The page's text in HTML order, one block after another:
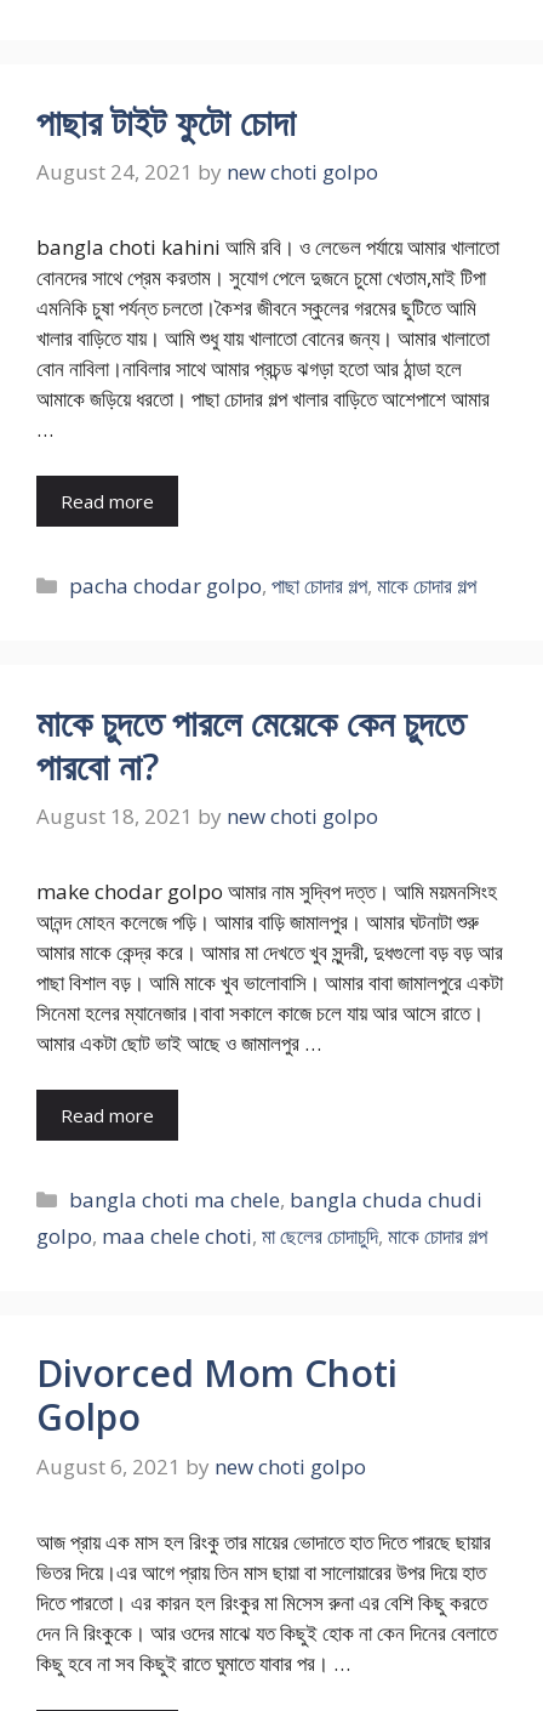
পাছার টাইট ফুটো চোদা
August 24, 2021 by new choti golpo
bangla choti kahini আমি রবি। ও লেভেল পর্যায়ে আমার খালাতো
বোনদের সাথে প্রেম করতাম। সুযোগ পেলে দুজনে চুমো খেতাম,মাই টিপা
এমনিকি চুষা পর্যন্ত চলতো।কৈশর জীবনে স্কুলের গরমের ছুটিতে আমি
খালার বাড়িতে যায়। আমি শুধু যায় খালাতো বোনের জন্য। আমার খালাতো
বোন নাবিলা।নাবিলার সাথে আমার প্রচন্ড ঝগড়া হতো আর ঠান্ডা হলে
আমাকে জড়িয়ে ধরতো। পাছা চোদার গল্প খালার বাড়িতে আশেপাশে আমার
…
Read more
Categories
pacha chodar golpo,পাছা চোদার গল্প,মাকে চোদার গল্প
মাকে চুদতে পারলে মেয়েকে কেন চুদতে
পারবো না?
August 18, 2021 by new choti golpo
make chodar golpo আমার নাম সুদ্বিপ দত্ত। আমি ময়মনসিংহ
আনন্দ মোহন কলেজে পড়ি। আমার বাড়ি জামালপুর। আমার ঘটনাটা শুরু
আমার মাকে কেন্দ্র করে। আমার মা দেখতে খুব সুন্দরী, দুধগুলো বড় বড় আর
পাছা বিশাল বড়। আমি মাকে খুব ভালোবাসি। আমার বাবা জামালপুরে একটা
সিনেমা হলের ম্যানেজার।বাবা সকালে কাজে চলে যায় আর আসে রাতে।
আমার একটা ছোট ভাই আছে ও জামালপুর …
Read more
Categories
bangla choti ma chele, bangla chuda chudi
golpo, maa chele choti, মা ছেলের চোদাচুদি, মাকে চোদার গল্প
Divorced Mom Choti
Golpo
August 6, 2021 by new choti golpo
আজ প্রায় এক মাস হল রিংকু তার মায়ের ভোদাতে হাত দিতে পারছে ছায়ার
ভিতর দিয়ে।এর আগে প্রায় তিন মাস ছায়া বা সালোয়ারের উপর দিয়ে হাত
দিতে পারতো। এর কারন হল রিংকুর মা মিসেস রুনা এর বেশি কিছু করতে
দেন নি রিংকুকে। আর ওদের মাঝে যত কিছুই হোক না কেন দিনের বেলাতে
কিছু হবে না সব কিছুই রাতে ঘুমাতে যাবার পর। …